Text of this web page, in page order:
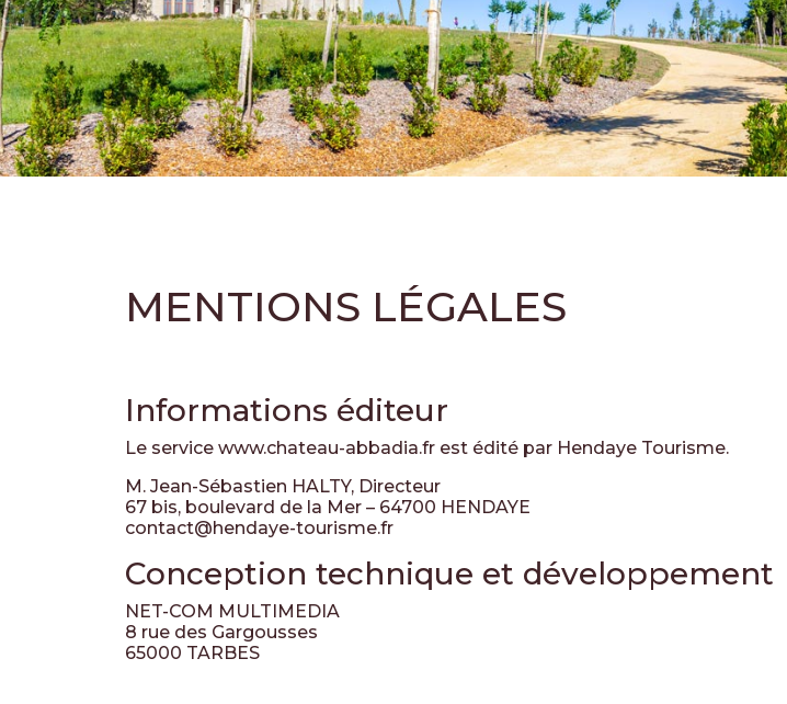
MENTIONS LÉGALES
Informations éditeur
Le service www.chateau-abbadia.fr est édité par Hendaye Tourisme.
M. Jean-Sébastien HALTY, Directeur
67 bis, boulevard de la Mer – 64700 HENDAYE
contact@hendaye-tourisme.fr
Conception technique et développement
NET-COM MULTIMEDIA
8 rue des Gargousses
65000 TARBES